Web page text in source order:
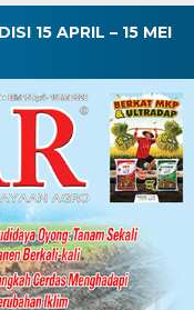
15 APRIL – 15 MEI